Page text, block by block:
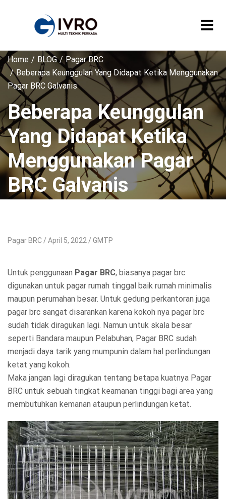
Home BLOG
Pagar BRC
Beberapa Keunggulan Yang Didapat Ketika Menggunakan
Pagar BRC Galvanis
Beberapa Keunggulan
Yang Didapat Ketika
Menggunakan Pagar
BRC Galvanis
Pagar BRC April 5, 2022 GMTP
Untuk penggunaan Pagar BRC, biasanya pagar brc
digunakan untuk pagar rumah tinggal baik rumah minimalis
maupun perumahan besar. Untuk gedung perkantoran juga
pagar brc sangat disarankan karena kokoh nya pagar brc
sudah tidak diragukan lagi. Namun untuk skala besar
seperti Bandara maupun Pelabuhan, Pagar BRC sudah
menjadi daya tarik yang mumpunin dalam hal perlindungan
ketat yang kokoh.
Maka jangan lagi diragukan tentang betapa kuatnya Pagar
BRC untuk sebuah tingkat keamanan tinggi bagi area yang
membutuhkan kemanan ataupun perlindungan ketat.